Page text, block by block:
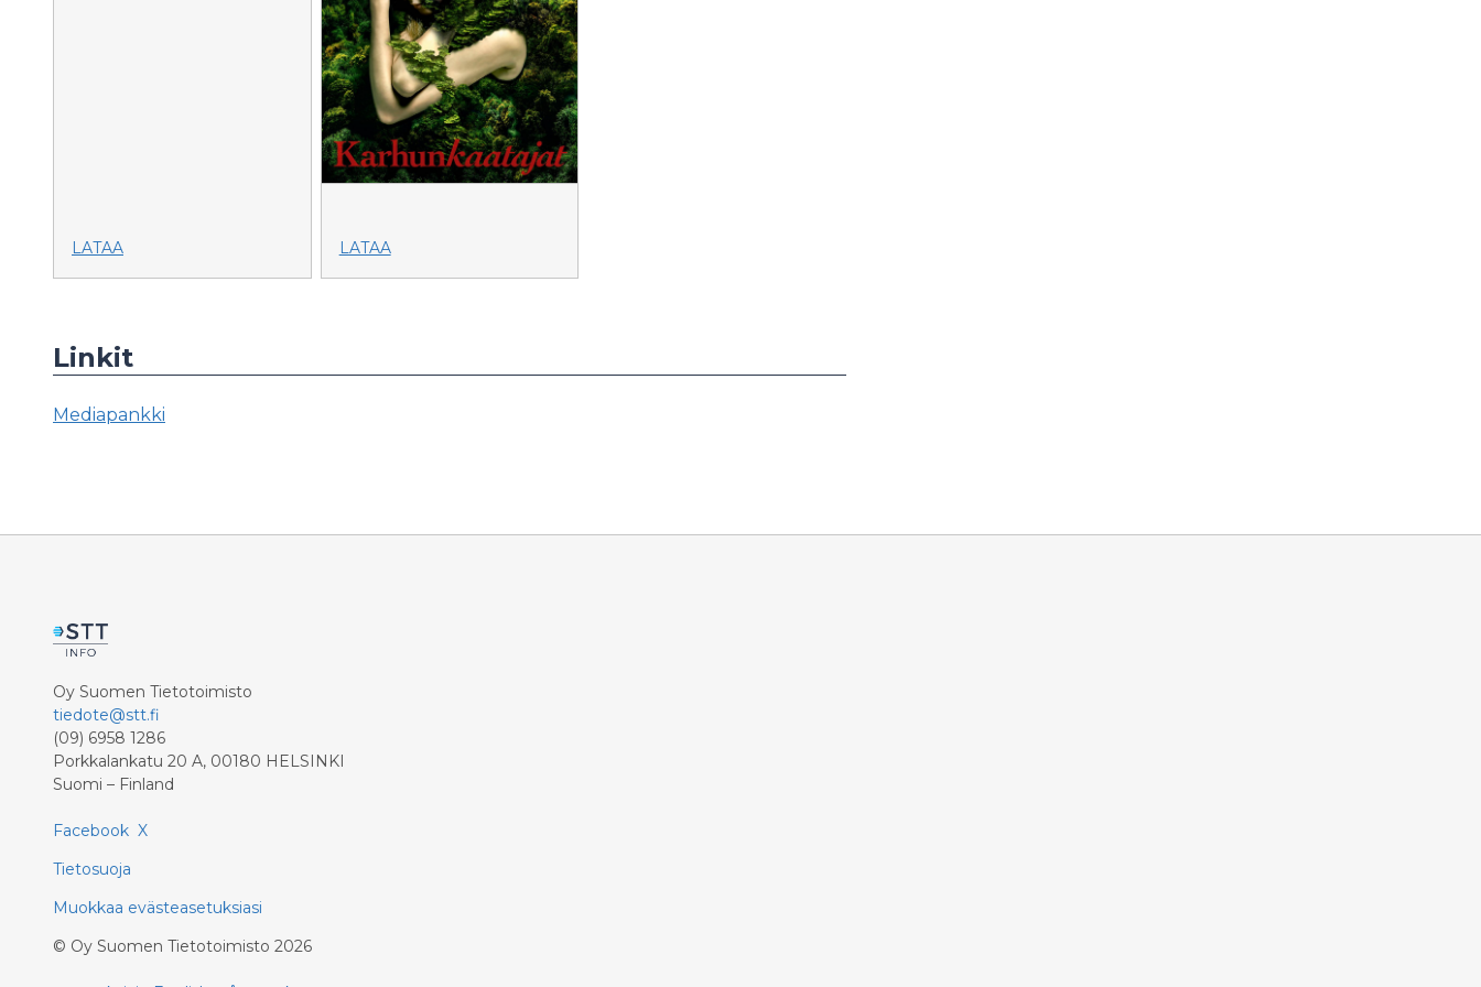
LATAA LATAA
Linkit
Mediapankki
Oy Suomen Tietotoimisto
tiedote@stt.fi
(09) 6958 1286
Porkkalankatu 20 A, 00180 HELSINKI
Suomi – Finland
Facebook X
Tietosuoja
Muokkaa evästeasetuksiasi
© Oy Suomen Tietotoimisto 2026